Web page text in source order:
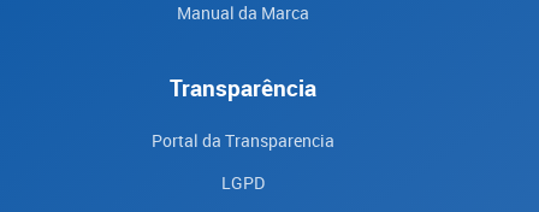
Manual da Marca
Transparência
Portal da Transparencia
LGPD